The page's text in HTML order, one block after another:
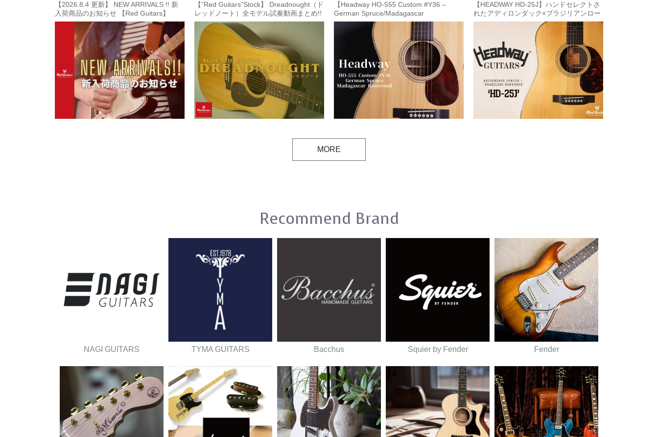
【2026.8.4 更新】 NEW ARRIVALS !! 新
入荷商品のお知らせ 【Red Guitars】
【”Red Guitars”Stock】 Dreadnought（ド
レッドノート）全モデル試奏動画まとめ!!
【Acoutsic Guitar】
【Headway HO-555 Custom #Y36 –
German Spruce/Madagascar
Rosewood】厳選中古品 【10月7日 更
【HEADWAY HD-25J】ハンドセレクトさ
れたアディロンダック×ブラジリアンロー
ズウッドを贅沢に使用した特別な1本
MORE
Recommend Brand
NAGI GUITARS TYMA GUITARS Bacchus Squier by Fender Fender